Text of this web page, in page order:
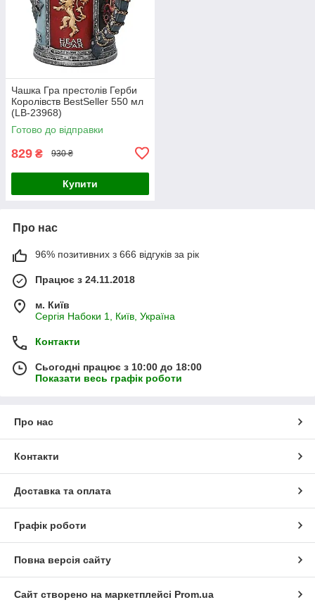
Чашка Гра престолів Герби
Королівств BestSeller 550 мл
(LB-23968)
Готово до відправки
829 ₴ 930 ₴
Купити
Про нас
96% позитивних з 666 відгуків за рік
Працює з 24.11.2018
м. Київ
Сергія Набоки 1, Київ, Україна
Контакти
Сьогодні працює з 10:00 до 18:00
Показати весь графік роботи
Про нас
Контакти
Доставка та оплата
Графік роботи
Повна версія сайту
Сайт створено на маркетплейсі Prom.ua